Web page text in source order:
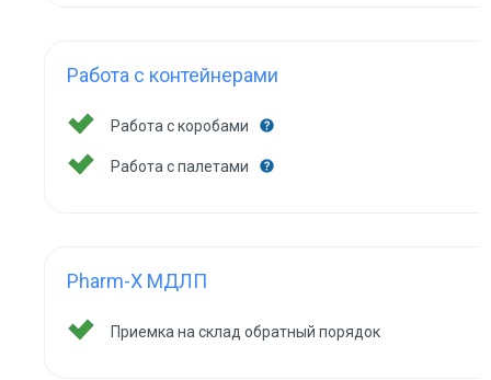
Работа с контейнерами
Работа с коробами
Работа с палетами
Pharm-X МДЛП
Приемка на склад обратный порядок